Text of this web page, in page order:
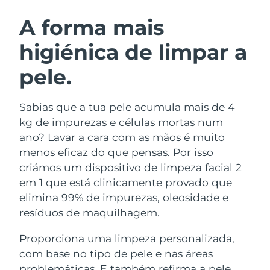
A forma mais
higiénica de limpar a
pele.
Sabias que a tua pele acumula mais de 4
kg de impurezas e células mortas num
ano? Lavar a cara com as mãos é muito
menos eficaz do que pensas. Por isso
criámos um dispositivo de limpeza facial 2
em 1 que está clinicamente provado que
elimina 99% de impurezas, oleosidade e
resíduos de maquilhagem.
Proporciona uma limpeza personalizada,
com base no tipo de pele e nas áreas
Limpeza facial
Anti-aging massage
LUNA™ 4 Plus
Massage, LED heating
LUNA™ 4 Men
Microcurrent toning
BEAR™ 2 go
Microcurrent toning on-the-go
BEAR™ 2 eyes & lips
Hidratação
UFO™ 3 kit
Deep facial hydration
UFO™ 3 LED
Near-infrared and red light therapy
device
Cuidado oral
issa™ 4
Hybrid silicone sonic toothbrush
Smart hybrid silicone sonic toothbrush
TRATAMENTO ANTIENVELHECIMENTO
FAQ™
Antienvelhecimento Tratamentos LED
Áustria
Barein Entrega prevista8/12/26
Bélgica
Bermudas Entrega prevista8/17/26
Bósnia e
Herzegovina
Entrega prevista8/14/26
Brunei Entrega prevista8/16/26
Bulgária Entrega prevista8/11/26
Chile Entrega prevista